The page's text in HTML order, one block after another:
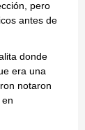
pero
antes de
donde
era una
notaron